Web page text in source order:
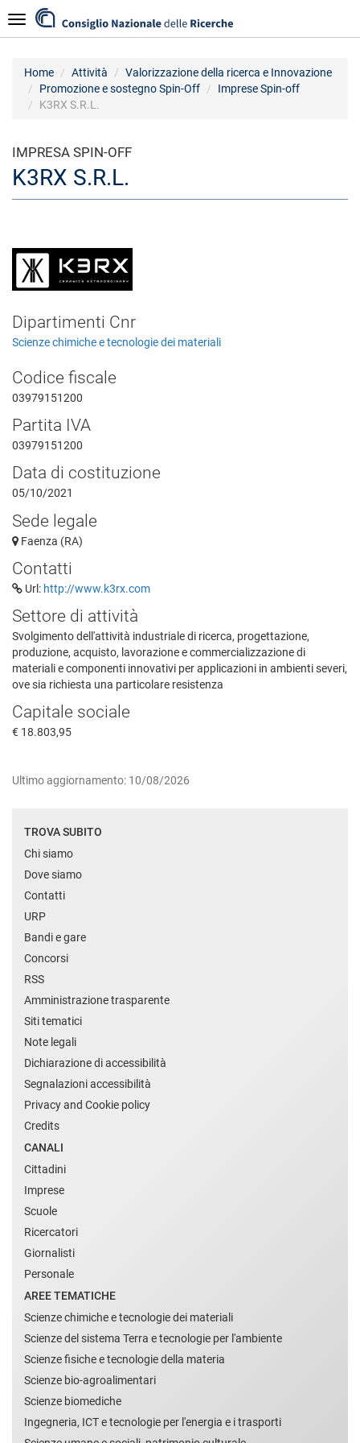
al
contenuto
Navigazione
Home Attività
Valorizzazione della ricerca e Innovazione
Promozione e sostegno Spin-Off
Imprese Spin-off
K3RX S.R.L.
IMPRESA SPIN-OFF
K3RX S.R.L.
Dipartimenti Cnr
Scienze chimiche e tecnologie dei materiali
Codice fiscale
03979151200
Partita IVA
03979151200
Data di costituzione
05/10/2021
Sede legale
Faenza (RA)
Contatti
Url: http://www.k3rx.com
Settore di attività
Svolgimento dell'attività industriale di ricerca, progettazione,
produzione, acquisto, lavorazione e commercializzazione di
materiali e componenti innovativi per applicazioni in ambienti severi,
ove sia richiesta una particolare resistenza
Capitale sociale
€ 18.803,95
Ultimo aggiornamento: 10/08/2026
TROVA SUBITO
Chi siamo
Dove siamo
Contatti
URP
Bandi e gare
Concorsi
RSS
Amministrazione trasparente
Siti tematici
Note legali
Dichiarazione di accessibilità
Segnalazioni accessibilità
Privacy and Cookie policy
Credits
CANALI
Cittadini
Imprese
Scuole
Ricercatori
Giornalisti
Personale
AREE TEMATICHE
Scienze chimiche e tecnologie dei materiali
Scienze del sistema Terra e tecnologie per l'ambiente
Scienze fisiche e tecnologie della materia
Scienze bio-agroalimentari
Scienze biomediche
Ingegneria, ICT e tecnologie per l'energia e i trasporti